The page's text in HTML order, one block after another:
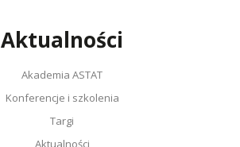
Aktualności
Akademia ASTAT
Konferencje i szkolenia
Targi